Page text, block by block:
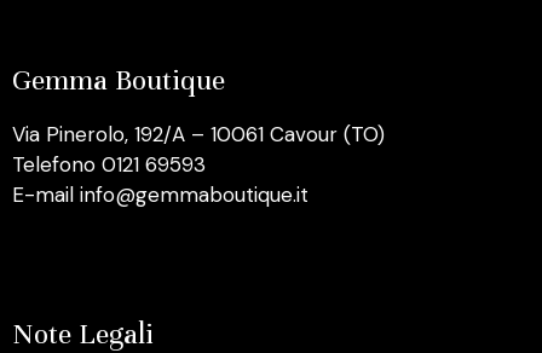
Gemma Boutique
Via Pinerolo, 192/A – 10061 Cavour (TO)
Telefono 0121 69593
E-mail info@gemmaboutique.it
Note Legali